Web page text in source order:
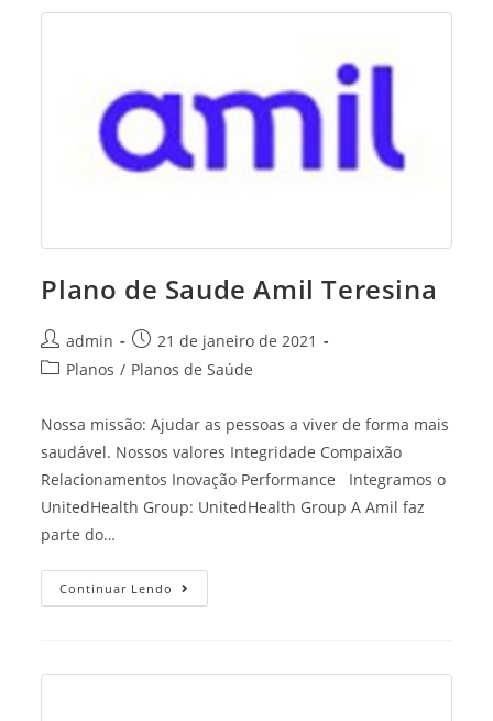
Plano de Saude Amil Teresina
Post
author:
admin
Post
published:
21 de janeiro de 2021
PostPlanos / Planos de Saúde
Nossa missão: Ajudar as pessoas a viver de forma mais
saudável. Nossos valores Integridade Compaixão
Relacionamentos Inovação Performance Integramos o
UnitedHealth Group: UnitedHealth Group A Amil faz
parte do…
Continuar Lendo Plano
De